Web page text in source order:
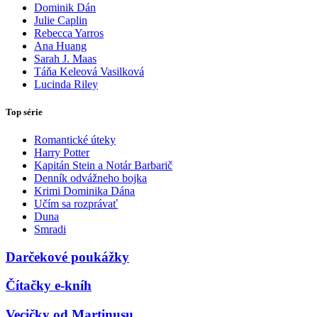
Dominik Dán
Julie Caplin
Rebecca Yarros
Ana Huang
Sarah J. Maas
Táňa Keleová Vasilková
Lucinda Riley
Top série
Romantické úteky
Harry Potter
Kapitán Stein a Notár Barbarič
Denník odvážneho bojka
Krimi Dominika Dána
Učím sa rozprávať
Duna
Smradi
Darčekové poukážky
Čítačky e-kníh